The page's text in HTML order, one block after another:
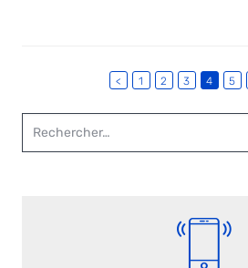
< 1 2 3 4 5